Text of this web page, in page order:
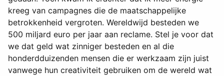
kreeg van campagnes die de maatschappelijke
betrokkenheid vergroten. Wereldwijd besteden we
500 miljard euro per jaar aan reclame. Stel je voor dat
we dat geld wat zinniger besteden en al die
honderdduizenden mensen die er werkzaam zijn juist
vanwege hun creativiteit gebruiken om de wereld wat